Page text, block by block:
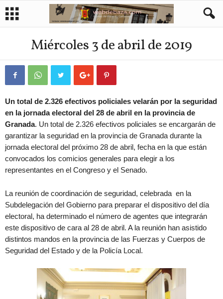
Miércoles 3 de abril de 2019
Un total de 2.326 efectivos policiales velarán por la seguridad
en la jornada electoral del 28 de abril en la provincia de
Granada. Un total de 2.326 efectivos policiales se encargarán de
garantizar la seguridad en la provincia de Granada durante la
jornada electoral del próximo 28 de abril, fecha en la que están
convocados los comicios generales para elegir a los
representantes en el Congreso y el Senado.
La reunión de coordinación de seguridad, celebrada en la
Subdelegación del Gobierno para preparar el dispositivo del día
electoral, ha determinado el número de agentes que integrarán
este dispositivo de cara al 28 de abril. A la reunión han asistido
distintos mandos en la provincia de las Fuerzas y Cuerpos de
Seguridad del Estado y de la Policía Local.